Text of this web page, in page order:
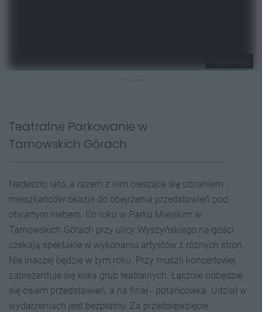
Teatralne Parkowanie w
Tarnowskich Górach
Nadeszło lato, a razem z nim cieszące się uznaniem
mieszkańców okazje do obejrzenia przedstawień pod
otwartym niebem. Co roku w Parku Miejskim w
Tarnowskich Górach przy ulicy Wyszyńskiego na gości
czekają spektakle w wykonaniu artystów z różnych stron.
Nie inaczej będzie w tym roku. Przy muszli koncertowej
zaprezentuje się kilka grup teatralnych. Łącznie odbędzie
się osiem przedstawień, a na finał - potańcówka. Udział w
wydarzeniach jest bezpłatny. Za przedsięwzięcie